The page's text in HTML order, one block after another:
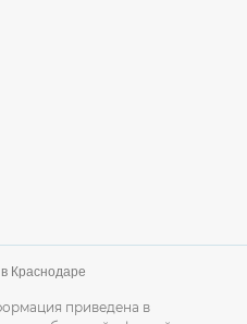
Краснодаре
приведена в